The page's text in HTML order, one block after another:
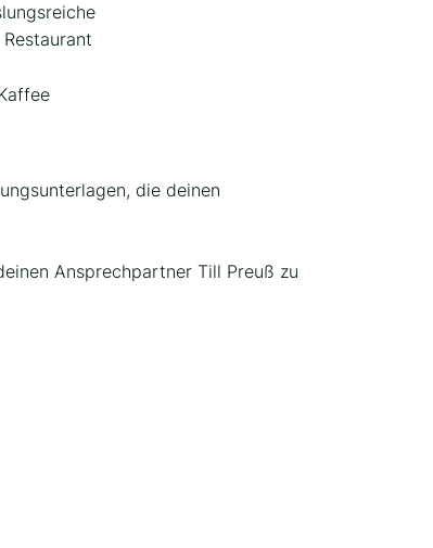
die deinen
Ansprechpartner Till Preuß zu